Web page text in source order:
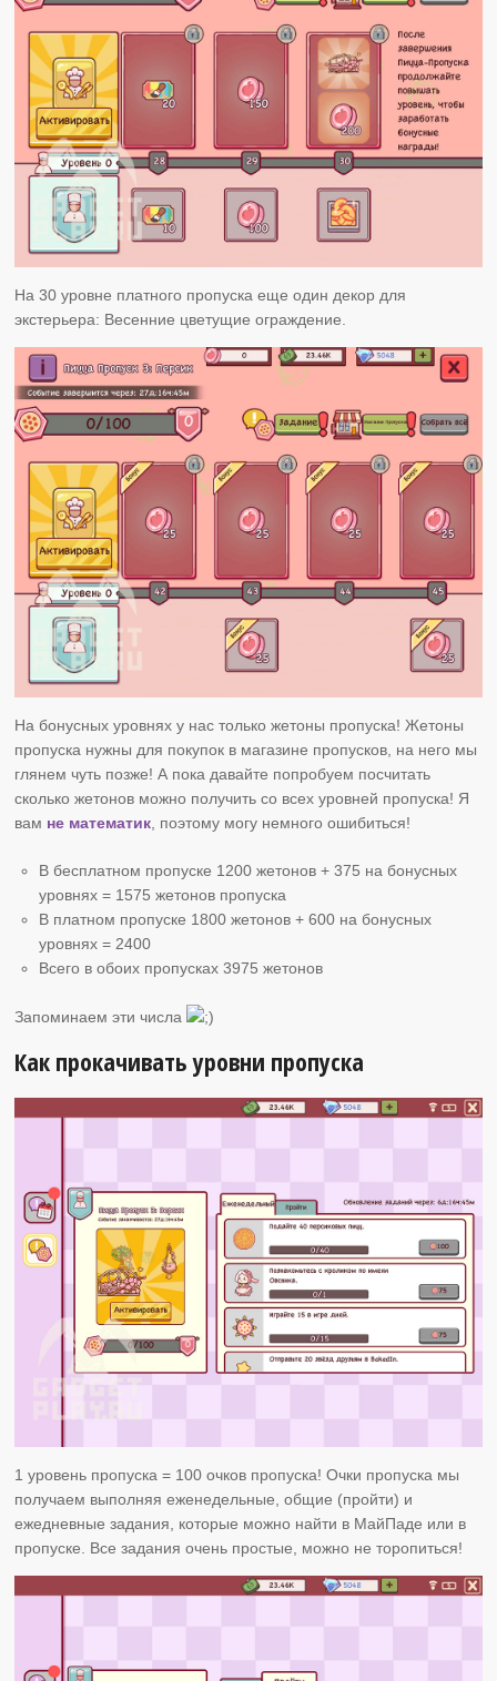
На 30 уровне платного пропуска еще один декор для
экстерьера: Весенние цветущие ограждение.
На бонусных уровнях у нас только жетоны пропуска! Жетоны
пропуска нужны для покупок в магазине пропусков, на него мы
глянем чуть позже! А пока давайте попробуем посчитать
сколько жетонов можно получить со всех уровней пропуска! Я
вам не математик , поэтому могу немного ошибиться!
В бесплатном пропуске 1200 жетонов + 375 на бонусных
уровнях = 1575 жетонов пропуска
В платном пропуске 1800 жетонов + 600 на бонусных
уровнях = 2400
Всего в обоих пропусках 3975 жетонов
Запоминаем эти числа
Как прокачивать уровни пропуска
1 уровень пропуска = 100 очков пропуска! Очки пропуска мы
получаем выполняя еженедельные, общие (пройти) и
ежедневные задания, которые можно найти в МайПаде или в
пропуске. Все задания очень простые, можно не торопиться!